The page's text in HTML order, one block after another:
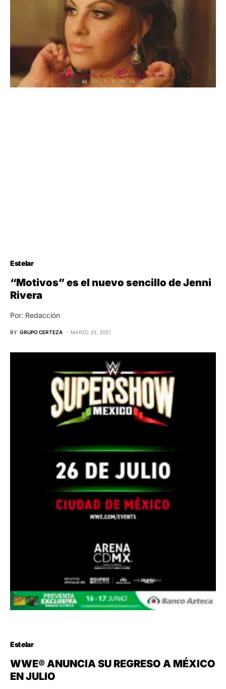
Estelar
“Motivos” es el nuevo sencillo de Jenni
Rivera
Por: Redacción
BY GRUPO CERTEZA MARZO 25, 2021
Estelar
WWE® ANUNCIA SU REGRESO A MÉXICO
EN JULIO